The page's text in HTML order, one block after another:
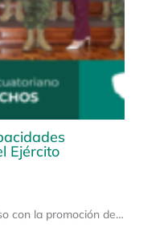
Ejército
con la promoción de…